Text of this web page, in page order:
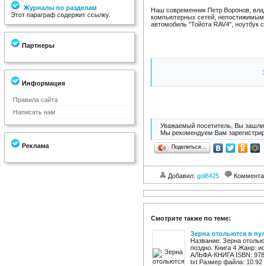
Журналы по разделам
Этот параграф содержит ссылку.
Партнеры
Информация
Правила сайта
Написать нам
Реклама
Наш современник Петр Воронов,
компьютерных сетей,
автомобиль "Тойота RAV4", ноутбук
Уважаемый посетитель, Вы зашли
Мы рекомендуем Вам
Поделиться…
Добавил: gol8425
Смотрите также по теме:
Зерна отольются в
Название: Зерна
поздно. Книга 4 Жанр:
АЛЬФА-КНИГА ISBN:
txt Размер файла: